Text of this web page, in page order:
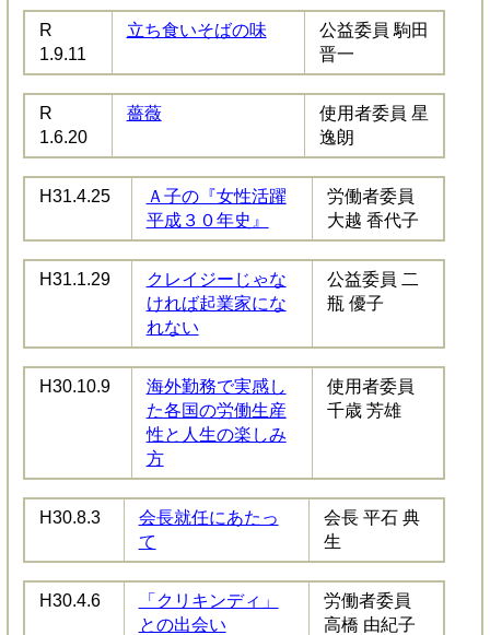
R
1.9.11
立ち食いそばの味
公益委員 駒田
晋一
R
1.6.20
薔薇
使用者委員 星
逸朗
H31.4.25
Ａ子の『女性活躍
平成３０年史』
労働者委員
大越 香代子
H31.1.29
クレイジーじゃな
ければ起業家にな
れない
公益委員 二
瓶 優子
H30.10.9
海外勤務で実感し
た各国の労働生産
性と人生の楽しみ
方
使用者委員
千歳 芳雄
H30.8.3
会長就任にあたっ
て
会長 平石 典
生
H30.4.6
「クリキンディ」
との出会い
労働者委員
高橋 由紀子